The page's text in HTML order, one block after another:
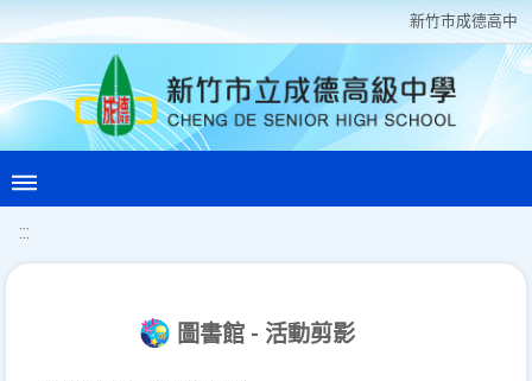
新竹巿成德高中
:::
圖書館 - 活動剪影